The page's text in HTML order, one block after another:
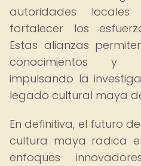
autoridades
fortalecer los
Estas alianzas
conocimientos y
impulsando la
legado cultural maya
En definitiva, el futuro
cultura maya radica
enfoques